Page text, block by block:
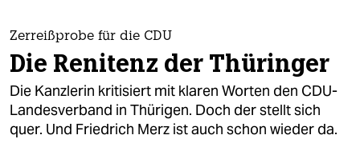
themen
politik
öko
gesellschaft
Zerreißprobe für die CDU
Die Renitenz der Thüringer
Die Kanzlerin kritisiert mit klaren Worten den CDU-
Landesverband in Thürigen. Doch der stellt sich
quer. Und Friedrich Merz ist auch schon wieder da.